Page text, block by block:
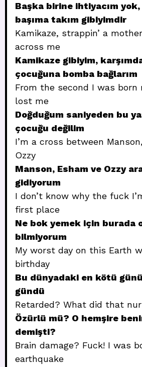
Başka birine ihtiyacım
başıma takım gibiyimdir
Kamikaze, strappin’ a
across me
Kamikaze gibiyim,
çocuğuna bomba bağlarım
From the second I was born
lost me
Doğduğum saniyeden bu
çocuğu değilim
I’m a cross between
Ozzy
Manson, Esham ve Ozzy
gidiyorum
I don’t know why the fuck
first place
Ne bok yemek için burada
bilmiyorum
My worst day on this Earth
birthday
Bu dünyadaki en kötü
gündü
Retarded? What did that
Özürlü mü? O hemşire
demişti?
Brain damage? Fuck! I was
earthquake